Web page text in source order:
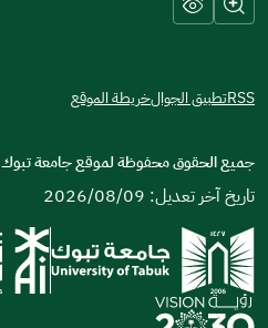
RSSتطبيق الجوالخريطة الموقع
جميع الحقوق محفوظة لموقع جامعة تبوك
تاريخ آخر تعديل: 2026/08/09